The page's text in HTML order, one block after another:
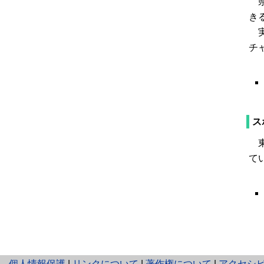
き
チ
て